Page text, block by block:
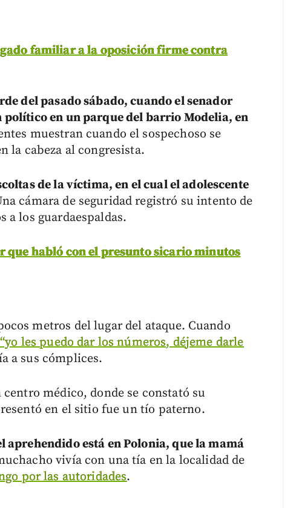
familiar a la oposición firme contra
del pasado sábado, cuando el senador
en un parque del barrio Modelia, en
muestran cuando el sospechoso se
la cabeza al congresista.
de la víctima, en el cual el adolescente
cámara de seguridad registró su intento de
a los guardaespaldas.
que habló con el presunto sicario minutos
metros del lugar del ataque. Cuando
les puedo dar los números, déjeme darle
a sus cómplices.
médico, donde se constató su
en el sitio fue un tío paterno.
está en Polonia, que la mamá
vivía con una tía en la localidad de
por las autoridades.